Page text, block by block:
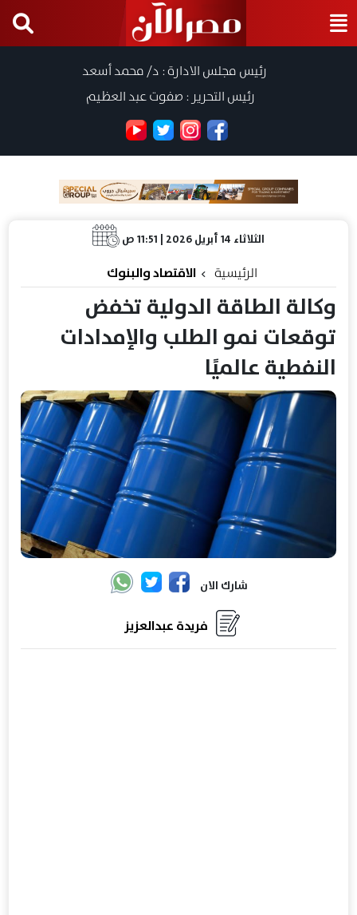
رئيس مجلس الادارة : د/ محمد أسعد
رئيس التحرير : صفوت عبد العظيم
الثلاثاء 14 أبريل 2026 | 11:51 ص
الرئيسية الاقتصاد والبنوك
وكالة الطاقة الدولية تخفض
توقعات نمو الطلب والإمدادات
النفطية عالميًا
شارك الان
فريدة عبدالعزيز